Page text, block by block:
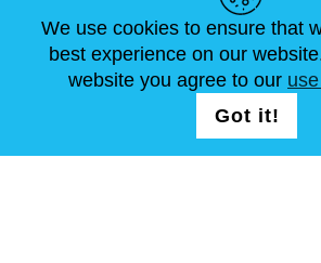
NEUIGKEITEN
ARTIKEL
ABOUT US
FAQ
We use cookies to ensure that
best experience on our
website you agree to our
Got it!